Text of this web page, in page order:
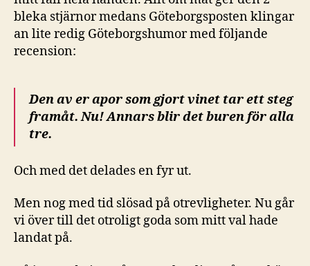
bleka stjärnor medans Göteborgsposten klingar
an lite redig Göteborgshumor med följande
recension:
Den av er apor som gjort vinet tar ett steg
framåt. Nu! Annars blir det buren för alla
tre.
Och med det delades en fyr ut.
Men nog med tid slösad på otrevligheter. Nu går
vi över till det otroligt goda som mitt val hade
landat på.